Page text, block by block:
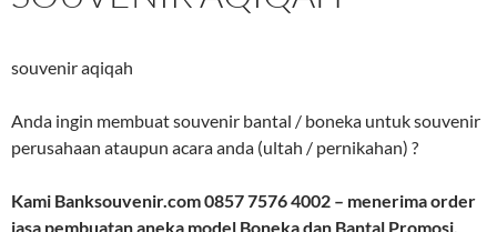
souvenir aqiqah
Anda ingin membuat souvenir bantal / boneka untuk souvenir
perusahaan ataupun acara anda (ultah / pernikahan) ?
Kami Banksouvenir.com 0857 7576 4002 – menerima order
jasa pembuatan aneka model Boneka dan Bantal Promosi,